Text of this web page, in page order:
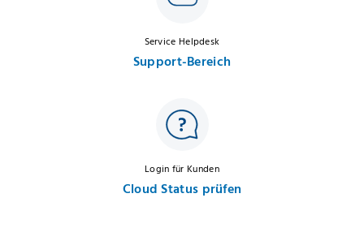
Service Helpdesk
Support-Bereich
Login für Kunden
Cloud Status prüfen